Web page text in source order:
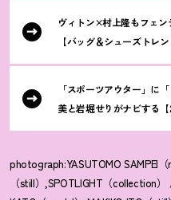
ヴィトン×村上隆もフェ
【バッグ＆シューズトレン
「スポーツアウター」に
美と岩堀せりがナビする【
photograph:YASUTOMO SAMPEI
（still）,SPOTLIGHT（collection